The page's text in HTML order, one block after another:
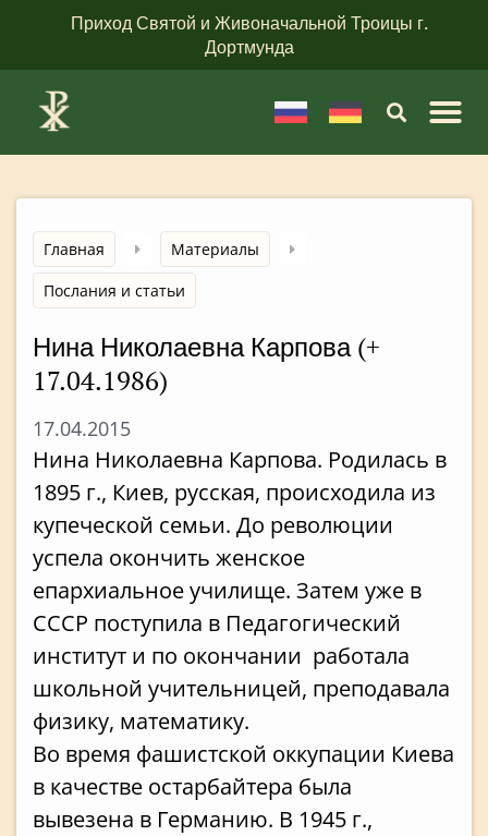
Приход Святой и Живоначальной Троицы г.
Дортмунда
Главная
Материалы
Послания и статьи
Нина Николаевна Карпова (+
17.04.1986)
17.04.2015
Нина Николаевна Карпова. Родилась в
1895 г., Киев, русская, происходила из
купеческой семьи. До революции
успела окончить женское
епархиальное училище. Затем уже в
СССР поступила в Педагогический
институт и по окончании работала
школьной учительницей, преподавала
физику, математику.
Во время фашистской оккупации Киева
в качестве остарбайтера была
вывезена в Германию. В 1945 г.,